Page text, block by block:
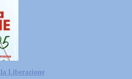
Liberazione